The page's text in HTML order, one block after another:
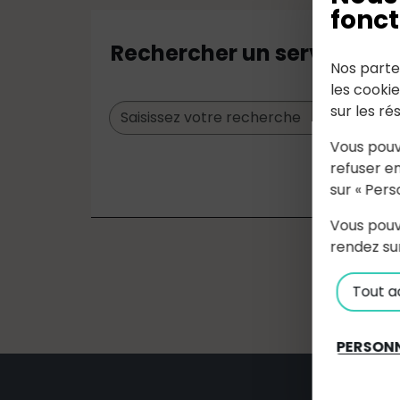
Nos
les
sur les
Vous
refuser
sur «
Vous
rendez
Tout
Rechercher un service